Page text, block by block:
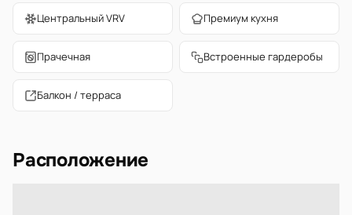
Центральный VRV Премиум кухня
Прачечная Встроенные гардеробы
Балкон / терраса
Расположение